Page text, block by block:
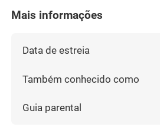
Mais informações
Data de estreia
Também conhecido como
Guia parental